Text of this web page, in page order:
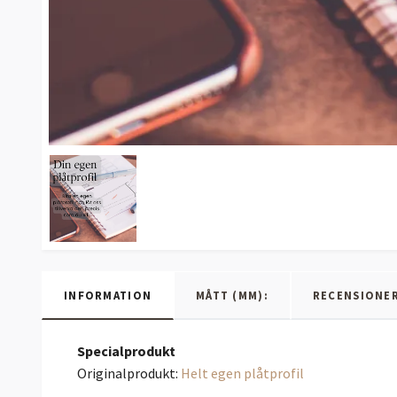
INFORMATION MÅTT (MM):
Specialprodukt
Originalprodukt: Helt egen plåtprofil